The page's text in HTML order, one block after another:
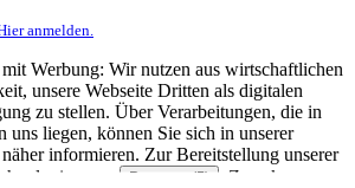
anmelden.
Werbung: Wir nutzen aus wirtschaftlichen
unsere Webseite Dritten als digitalen
zu stellen. Über Verarbeitungen, die in
uns liegen, können Sie sich in unserer
näher informieren. Zur Bereitstellung unserer
von
Partnern (5)
. Zwecke: